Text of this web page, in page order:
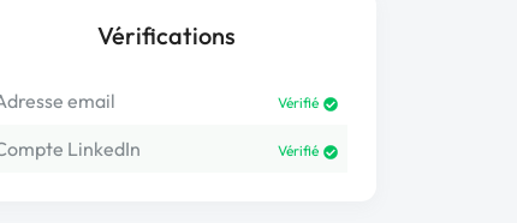
Vérifications
email Vérifié
LinkedIn Vérifié